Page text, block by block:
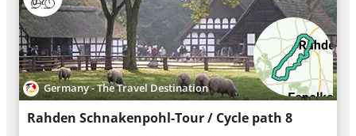
Germany - The Travel Destination
Rahden Schnakenpohl-Tour / Cycle path 8